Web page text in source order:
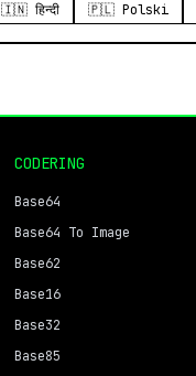
🇮🇳 हिन्दी 🇵🇱 Polski
CODERING
Base64
Base64 To Image
Base62
Base16
Base32
Base85